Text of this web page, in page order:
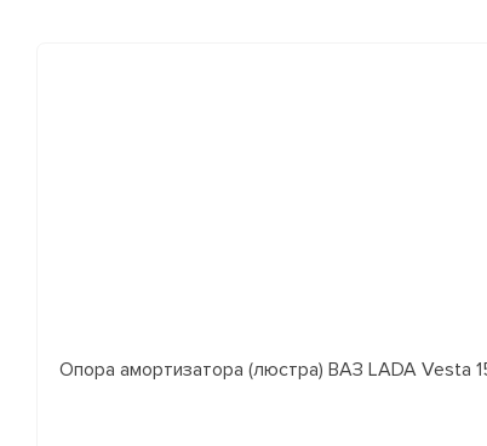
Опора амортизатора (люстра) ВАЗ LADA Vesta